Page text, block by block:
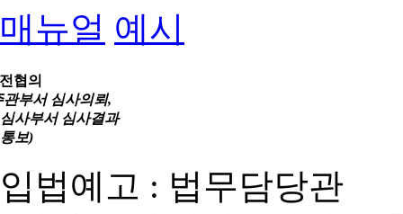
매뉴얼 예시
협의
관부서 심사의뢰,
심사부서 심사결과
통보)
입법예고 : 법무담당관